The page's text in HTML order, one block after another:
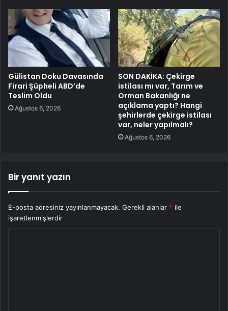
Gülistan Doku Davasında
Firari Şüpheli ABD’de
Teslim Oldu
Ağustos 6, 2026
SON DAKİKA: Çekirge
istilası mı var, Tarım ve
Orman Bakanlığı ne
açıklama yaptı? Hangi
şehirlerde çekirge istilası
var, neler yapılmalı?
Ağustos 6, 2026
Bir yanıt yazın
E-posta adresiniz yayınlanmayacak. Gerekli alanlar * ile
işaretlenmişlerdir